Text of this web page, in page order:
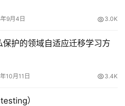
9月4日 3.0K
保护的领域自适应迁移学习方
10月11日 3.4K
）